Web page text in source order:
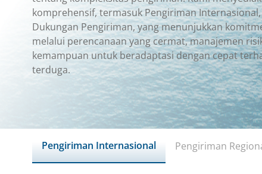
komprehensif, termasuk Pengiriman
Dukungan Pengiriman, yang menunjukkan
melalui perencanaan yang cermat, manajemen
kemampuan untuk beradaptasi dengan cepat
terduga.
Pengiriman Internasional Pengiriman